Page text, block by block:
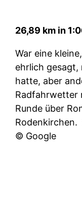
26,89 km in
War eine
ehrlich
hatte, aber
Radfahrwetter
Runde über
Rodenkirchen.
© Google